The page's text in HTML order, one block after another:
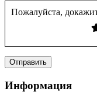
Пожалуйста,
Информация